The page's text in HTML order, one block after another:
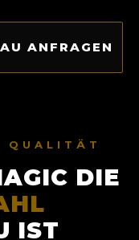
ANFRAGEN
QUALITÄT
DIE
IST